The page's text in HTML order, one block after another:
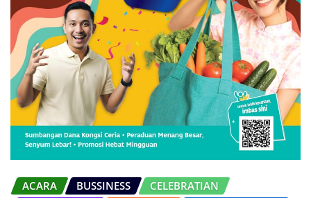
ACARA BUSSINESS
CELEBRATIAN